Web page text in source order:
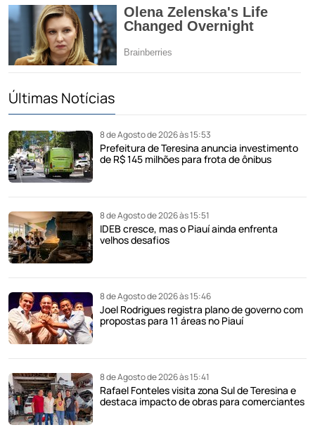
Últimas Notícias
8 de Agosto de 2026 às 15:53
Prefeitura de Teresina anuncia investimento
de R$ 145 milhões para frota de ônibus
8 de Agosto de 2026 às 15:51
IDEB cresce, mas o Piauí ainda enfrenta
velhos desafios
8 de Agosto de 2026 às 15:46
Joel Rodrigues registra plano de governo com
propostas para 11 áreas no Piauí
8 de Agosto de 2026 às 15:41
Rafael Fonteles visita zona Sul de Teresina e
destaca impacto de obras para comerciantes